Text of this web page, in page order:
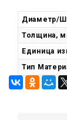
Диаметр/
Толщина,
Единица
Тип